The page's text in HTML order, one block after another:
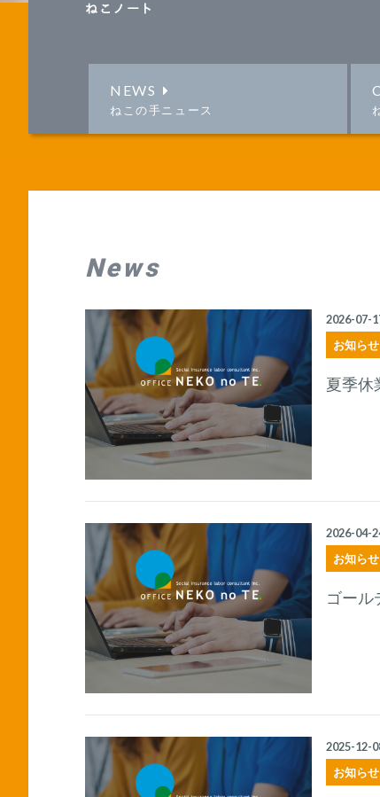
ねこノート
NEWS
ねこの手ニュース
News
お知らせ
2026-07-
夏季休
お知らせ
2026-04-
ゴール
お知らせ
2025-12-